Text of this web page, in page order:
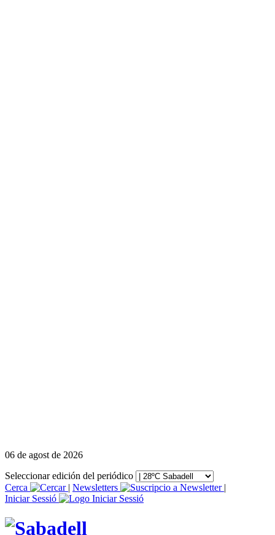
06 de agost de 2026
Seleccionar edición del periódico
Cerca
| Newsletters
|
Iniciar Sessió